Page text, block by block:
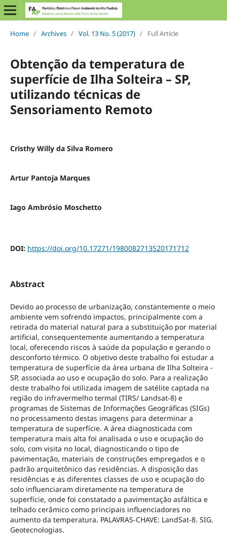
Home / Archives / Vol. 13 No. 5 (2017) / Full Article
Obtenção da temperatura de
superfície de Ilha Solteira – SP,
utilizando técnicas de
Sensoriamento Remoto
Cristhy Willy da Silva Romero
Artur Pantoja Marques
Iago Ambrósio Moschetto
DOI: https://doi.org/10.17271/1980082713520171712
Abstract
Devido ao processo de urbanização, constantemente o meio
ambiente vem sofrendo impactos, principalmente com a
retirada do material natural para a substituição por material
artificial, consequentemente aumentando a temperatura
local, oferecendo riscos à saúde da população e gerando o
desconforto térmico. O objetivo deste trabalho foi estudar a
temperatura de superfície da área urbana de Ilha Solteira -
SP, associada ao uso e ocupação do solo. Para a realização
deste trabalho foi utilizada imagem de satélite captada na
região do infravermelho termal (TIRS/ Landsat-8) e
programas de Sistemas de Informações Geográficas (SIGs)
no processamento destas imagens para determinar a
temperatura de superfície. A área diagnosticada com
temperatura mais alta foi analisada o uso e ocupação do
solo, com visita no local, diagnosticando o tipo de
pavimentação, materiais de construções empregados e o
padrão arquitetônico das residências. A disposição das
residências e as diferentes classes de uso e ocupação do
solo influenciaram diretamente na temperatura de
superfície, onde foi constatado a pavimentação asfáltica e
telhado cerâmico como principais influenciadores no
aumento da temperatura. PALAVRAS-CHAVE: LandSat-8. SIG.
Geotecnologias.